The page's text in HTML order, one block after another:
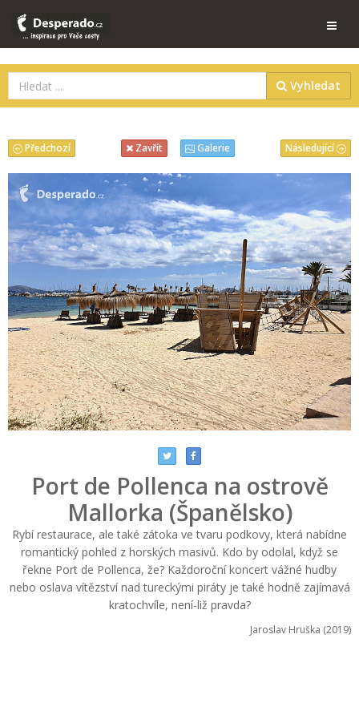
Vyhledat
Následující
Předchozí Zavřít Galerie
Port de Pollenca na ostrově
Mallorka (Španělsko)
Rybí restaurace, ale také zátoka ve tvaru podkovy, která nabídne
romantický pohled z horských masivů. Kdo by odolal, když se
řekne Port de Pollenca, že? Každoroční koncert vážné hudby
nebo oslava vítězství nad tureckými piráty je také hodně zajímavá
kratochvíle, není-liž pravda?
Jaroslav Hruška (2019)